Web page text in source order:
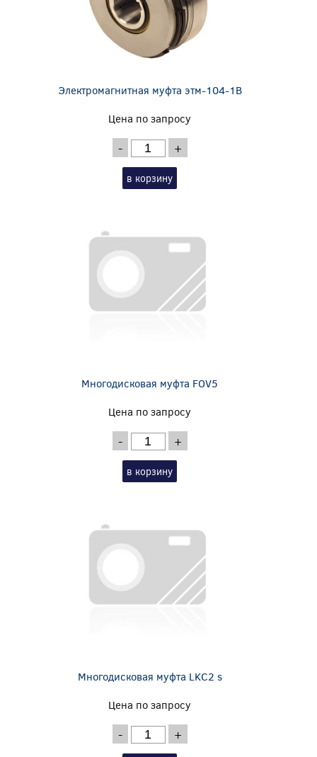
Электромагнитная муфта этм-104-1В
Цена по запросу
- +
в корзину
Многодисковая муфта FOV5
Цена по запросу
- +
в корзину
Многодисковая муфта LKC2 s
Цена по запросу
- +